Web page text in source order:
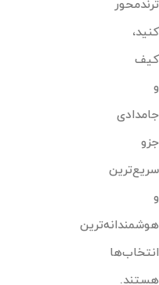
ترندمحور
کنید،
کیف
و
جامدادی
جزو
سریع‌ترین
و
هوشمندانه‌ترین
انتخاب‌ها
هستند.